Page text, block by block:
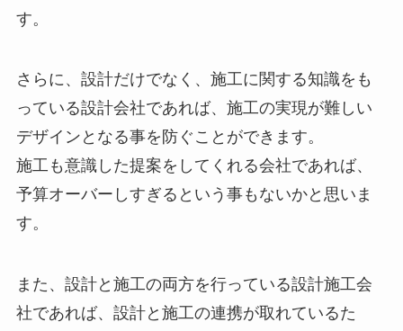
す。
さらに、設計だけでなく、施工に関する知識をも
っている設計会社であれば、施工の実現が難しい
デザインとなる事を防ぐことができます。
施工も意識した提案をしてくれる会社であれば、
予算オーバーしすぎるという事もないかと思いま
す。
また、設計と施工の両方を行っている設計施工会
社であれば、設計と施工の連携が取れているた